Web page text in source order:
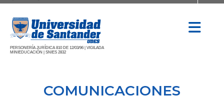
PERSONERÍA JURÍDICA 810 DE 12/03/96 | VIGILADA
MINIEDUCACIÓN | SNIES 2832
COMUNICACIONES